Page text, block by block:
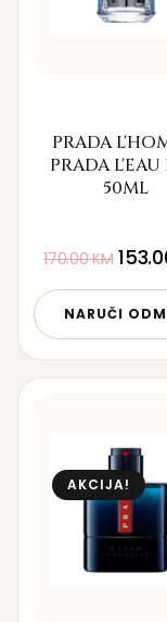
PRADA
PRADA L'EAU
50ML
170.00KM
NARUČI
AKCIJA!